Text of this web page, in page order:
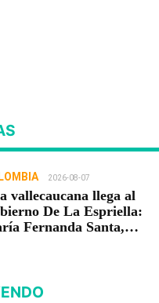
2026-08-07
vallecaucana llega al
De La Espriella:
Fernanda Santa,